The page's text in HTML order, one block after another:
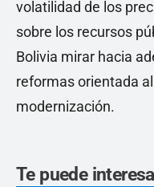
volatilidad de los
sobre los recursos
Bolivia mirar hacia
reformas orientada
modernización.
Te puede